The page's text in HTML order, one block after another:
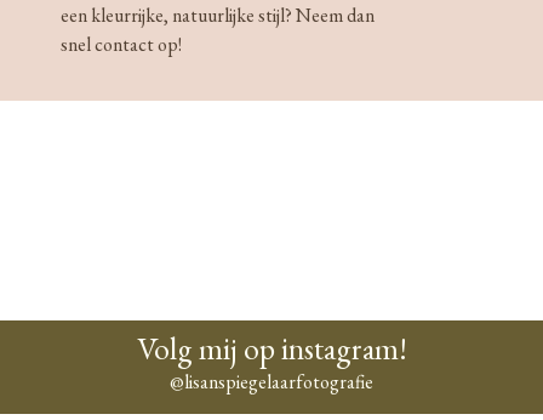
een kleurrijke, natuurlijke stijl? Neem dan
snel contact op!
Volg mij op instagram!
@lisanspiegelaarfotografie